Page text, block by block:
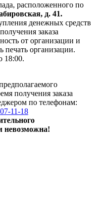
расположенного по
д. 41.
денежных средств
заказа
от организации и
печать организации.
18:00.
получения заказа
по телефонам:
11-18
невозможна!